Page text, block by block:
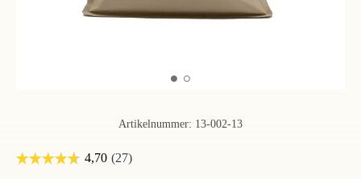
Artikelnummer: 13-002-13